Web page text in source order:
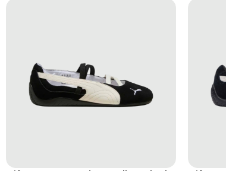
Không giặt máy, tránh ngâm nước lâu.